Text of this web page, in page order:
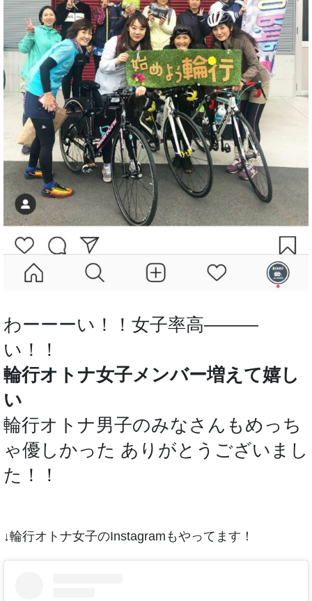
わーーーい！！女子率高―――
い！！
輪行オトナ女子メンバー増えて嬉し
い
輪行オトナ男子のみなさんもめっち
ゃ優しかった ありがとうございまし
た！！
↓輪行オトナ女子のInstagramもやってます！